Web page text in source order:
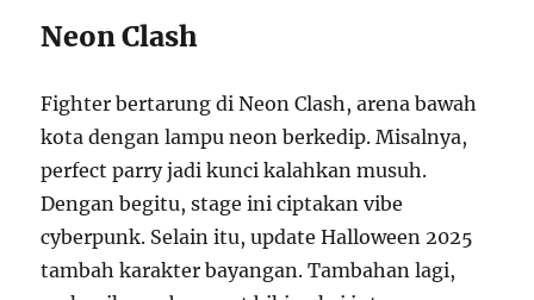
Neon Clash
Fighter bertarung di Neon Clash, arena bawah
kota dengan lampu neon berkedip. Misalnya,
perfect parry jadi kunci kalahkan musuh.
Dengan begitu, stage ini ciptakan vibe
cyberpunk. Selain itu, update Halloween 2025
tambah karakter bayangan. Tambahan lagi,